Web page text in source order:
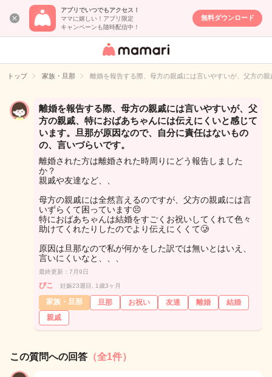
アプリでいつでもアクセス！
ママに嬉しい！アプリ限定
キャンペーンも随時配信中！
無料ダウンロード
女性専用匿名QA
イト
トップ 家族・旦那 離婚を報告する際、母方の親戚には言いやすいが、父方の
離婚を報告する際、母方の親戚には言いやすいが、父
方の親戚、特におばあちゃんには伝えにくいと感じて
います。旦那が原因なので、自分に責任はないもの
の、言いづらいです。
離婚された方は離婚された時周りにどう報告しました
か？
親戚や友達など、、
母方の親戚には全然言えるのですが、父方の親戚には言
いずらくて困っています😣
特におばあちゃんは結婚をすごくお祝いしてくれて色々
助けてくれたりしたのでより伝えにくくて🥲
原因は旦那なので私が何かをした訳では無いとはいえ、
言いにくいなと、、、
最終更新：7月9日
ぴこ 妊娠23週目, 1歳3ヶ月
家族・旦那 旦那 お祝い 友達 離婚
結婚
親戚
この質問への回答 （全1件）